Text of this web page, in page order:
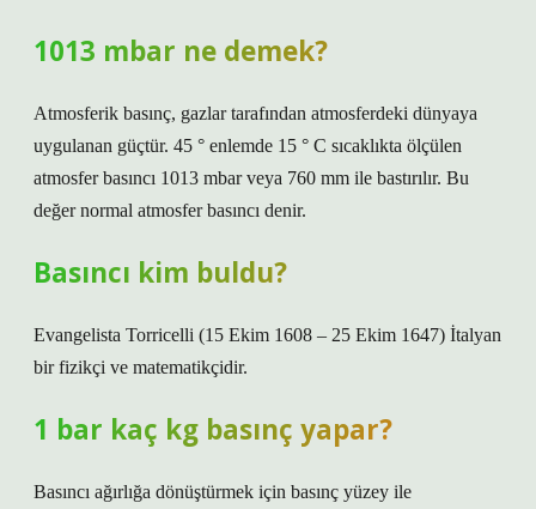
1013 mbar ne demek?
Atmosferik basınç, gazlar tarafından atmosferdeki dünyaya
uygulanan güçtür. 45 ° enlemde 15 ° C sıcaklıkta ölçülen
atmosfer basıncı 1013 mbar veya 760 mm ile bastırılır. Bu
değer normal atmosfer basıncı denir.
Basıncı kim buldu?
Evangelista Torricelli (15 Ekim 1608 – 25 Ekim 1647) İtalyan
bir fizikçi ve matematikçidir.
1 bar kaç kg basınç yapar?
Basıncı ağırlığa dönüştürmek için basınç yüzey ile